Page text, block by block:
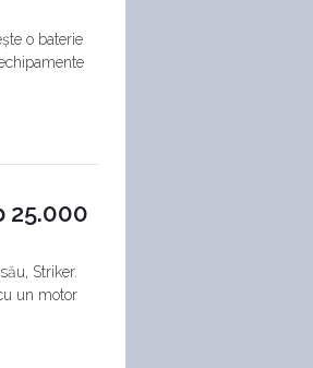
o baterie
25.000
Striker.
un motor